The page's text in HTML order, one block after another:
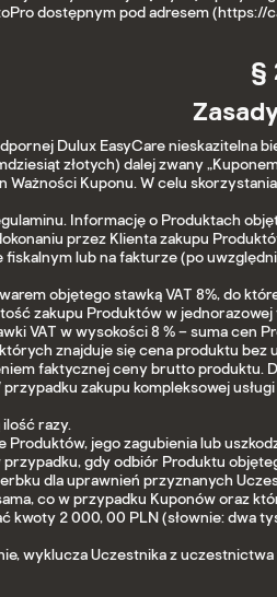
dostępnym pod adresem
§
Dulux EasyCare nieskazitelna
złotych) dalej zwany
Kuponu. W celu
Informację o Produktach
przez Klienta zakupu
lub na fakturze (po
objętego stawką VAT 8%, do
zakupu Produktów w
VAT w wysokości 8 % – suma
znajduje się cena produktu bez
faktycznej ceny brutto
zakupu kompleksowej
razy.
jego zagubienia lub
gdy odbiór Produktu
dla uprawnień przyznanych
co w przypadku Kuponów oraz
kwoty 2 000, 00 PLN (słownie:
wyklucza Uczestnika z uczestnictwa